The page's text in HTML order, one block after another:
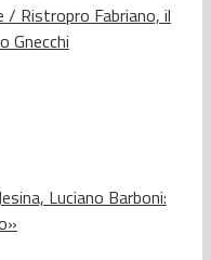
/ Ristropro Fabriano, il
Gnecchi
Luciano Barboni: